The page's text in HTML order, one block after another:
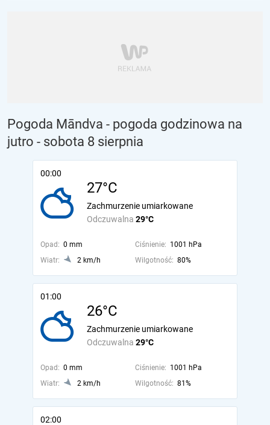
Pogoda Māndva - pogoda godzinowa na
jutro - sobota 8 sierpnia
00:00
27°C
Odczuwalna 29°C
Zachmurzenie umiarkowane
Opad: 0 mm Ciśnienie: 1001 hPa
Wiatr:
2 km/h Wilgotność: 80%
01:00
26°C
Odczuwalna 29°C
Zachmurzenie umiarkowane
Opad: 0 mm Ciśnienie: 1001 hPa
Wiatr:
2 km/h Wilgotność: 81%
02:00